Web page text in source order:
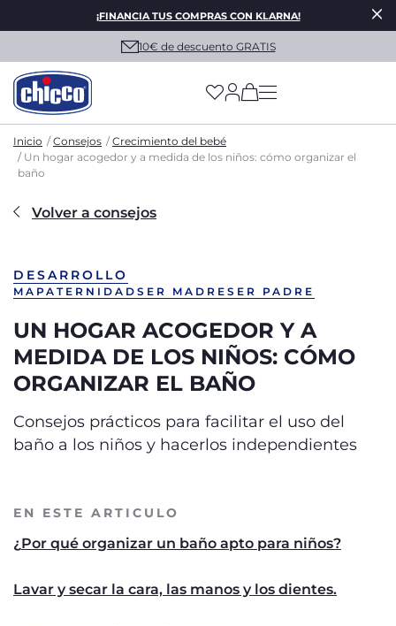
¡FINANCIA TUS COMPRAS CON KLARNA!
10€ de descuento GRATIS
(has more options
Inicio Consejos
Crecimiento del bebé
Un hogar acogedor y a medida de los niños: cómo organizar el
baño
Volver a consejos
DESARROLLO
MAPATERNIDAD SER MADRE SER PADRE
UN HOGAR ACOGEDOR Y A
MEDIDA DE LOS NIÑOS: CÓMO
ORGANIZAR EL BAÑO
Consejos prácticos para facilitar el uso del
baño a los niños y hacerlos independientes
EN ESTE ARTICULO
¿Por qué organizar un baño apto para niños?
Lavar y secar la cara, las manos y los dientes.